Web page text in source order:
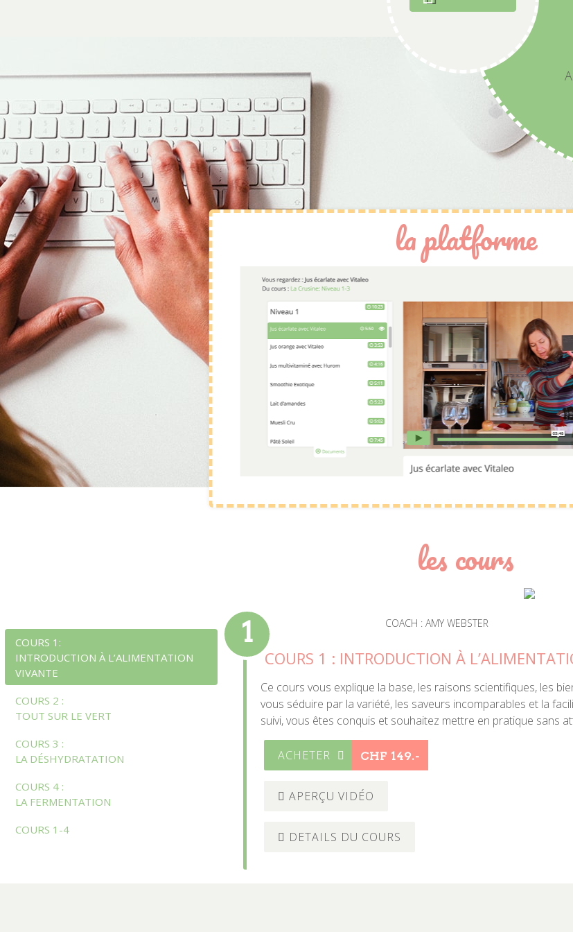
la platforme
les cours
COACH : AMY WEBSTER
COURS 1:
INTRODUCTION À L’ALIMENTATION
VIVANTE
COURS 2 :
TOUT SUR LE VERT
COURS 3 :
LA DÉSHYDRATATION
COURS 4 :
LA FERMENTATION
COURS 1-4
1
COURS 1 : INTRODUCTION À
Ce cours vous explique la base, les raisons scientifiques, les
vous séduire par la variété, les saveurs incomparables et la
suivi, vous êtes conquis et souhaitez mettre en pratique sans
ACHETER CHF 149.-
APERÇU VIDÉO
DETAILS DU COURS